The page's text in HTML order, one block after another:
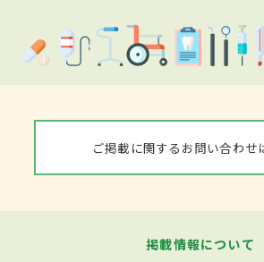
ご掲載に関するお問い合わせ
掲載情報について